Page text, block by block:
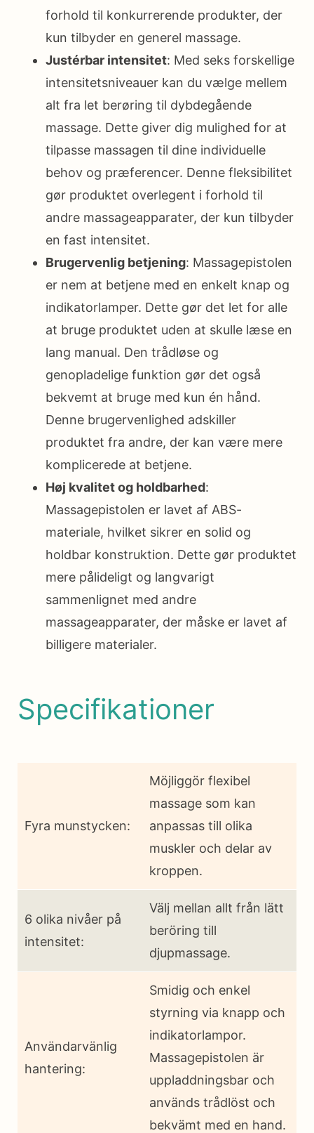
forhold til konkurrerende produkter, der
kun tilbyder en generel massage.
Justérbar intensitet: Med seks forskellige
intensitetsniveauer kan du vælge mellem
alt fra let berøring til dybdegående
massage. Dette giver dig mulighed for at
tilpasse massagen til dine individuelle
behov og præferencer. Denne fleksibilitet
gør produktet overlegent i forhold til
andre massageapparater, der kun tilbyder
en fast intensitet.
Brugervenlig betjening: Massagepistolen
er nem at betjene med en enkelt knap og
indikatorlamper. Dette gør det let for alle
at bruge produktet uden at skulle læse en
lang manual. Den trådløse og
genopladelige funktion gør det også
bekvemt at bruge med kun én hånd.
Denne brugervenlighed adskiller
produktet fra andre, der kan være mere
komplicerede at betjene.
Høj kvalitet og holdbarhed:
Massagepistolen er lavet af ABS-
materiale, hvilket sikrer en solid og
holdbar konstruktion. Dette gør produktet
mere pålideligt og langvarigt
sammenlignet med andre
massageapparater, der måske er lavet af
billigere materialer.
Specifikationer
Fyra munstycken:
Möjliggör flexibel
massage som kan
anpassas till olika
muskler och delar av
kroppen.
6 olika nivåer på
intensitet:
Välj mellan allt från lätt
beröring till
djupmassage.
Användarvänlig
hantering:
Smidig och enkel
styrning via knapp och
indikatorlampor.
Massagepistolen är
uppladdningsbar och
används trådlöst och
bekvämt med en hand.